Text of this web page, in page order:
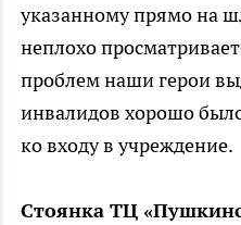
указанному прямо на
неплохо
проблем наши герои
инвалидов хорошо
ко входу в учреждение.
Стоянка ТЦ